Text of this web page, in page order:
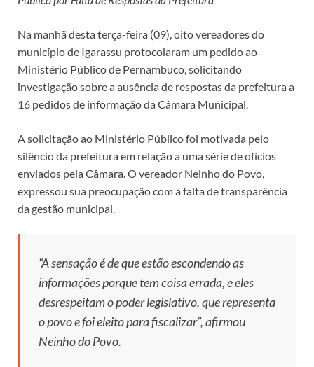
b
o
o
k
A
p
p
Li
n
k
dI
n
Na manhã desta terça-feira (09), oito vereadores do
município de Igarassu protocolaram um pedido ao
Ministério Público de Pernambuco, solicitando
investigação sobre a ausência de respostas da prefeitura a
16 pedidos de informação da Câmara Municipal.
A solicitação ao Ministério Público foi motivada pelo
silêncio da prefeitura em relação a uma série de ofícios
enviados pela Câmara. O vereador Neinho do Povo,
expressou sua preocupação com a falta de transparência
da gestão municipal.
“A sensação é de que estão escondendo as
informações porque tem coisa errada, e eles
desrespeitam o poder legislativo, que representa
o povo e foi eleito para fiscalizar”, afirmou
Neinho do Povo.